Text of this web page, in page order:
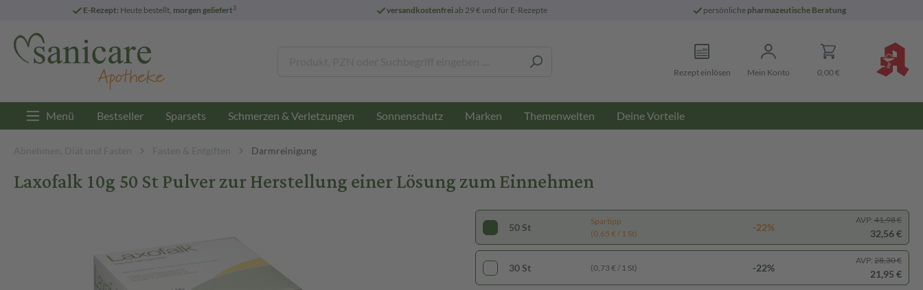
E-Rezept: Heute bestellt, morgen geliefert3 versandkostenfreiab 29 € und für E-Rezepte persönliche pharmazeutische Beratung
Rezept einlösen Mein Konto 0,00 €
Menü Bestseller Sparsets Schmerzen & Verletzungen Sonnenschutz Marken Themenwelten Deine Vorteile
Abnehmen, Diät und Fasten Fasten & Entgiften Darmreinigung
Laxofalk 10g 50 St Pulver zur Herstellung einer Lösung zum Einnehmen
50 St
Spartipp
(0,65 € / 1 St)
-22%
AVP: 41,98 €
32,56 €
30 St (0,73 € / 1 St) -22%
AVP: 28,30 €
21,95 €